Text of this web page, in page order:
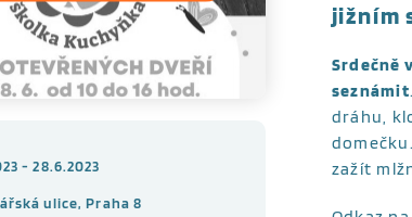
- 28.6.2023
ulice, Praha 8
jižním
Srdečně
seznámit
dráhu,
zažít